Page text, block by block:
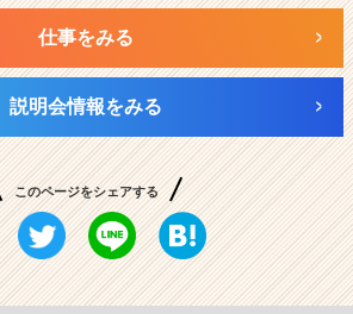
仕事をみる
説明会情報をみる
このページをシェアする